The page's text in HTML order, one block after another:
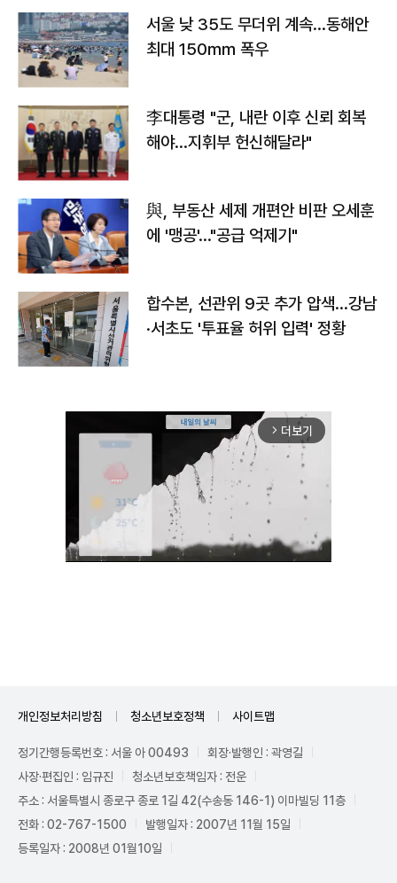
서울 낮 35도 무더위 계속…동해안
최대 150㎜ 폭우
李대통령 "군, 내란 이후 신뢰 회복
해야…지휘부 헌신해달라"
與, 부동산 세제 개편안 비판 오세훈
에 '맹공'…"공급 억제기"
합수본, 선관위 9곳 추가 압색…강남
·서초도 '투표율 허위 입력' 정황
arrow_forward_ios 더보기
개인정보처리방침 청소년보호정책 사이트맵
정기간행등록번호 : 서울 아 00493
회장·발행인 : 곽영길
사장·편집인 : 임규진
청소년보호책임자 : 전운
주소 : 서울특별시 종로구 종로 1길 42(수송동 146-1) 이마빌딩 11층
전화 : 02-767-1500
발행일자 : 2007년 11월 15일
등록일자 : 2008년 01월10일